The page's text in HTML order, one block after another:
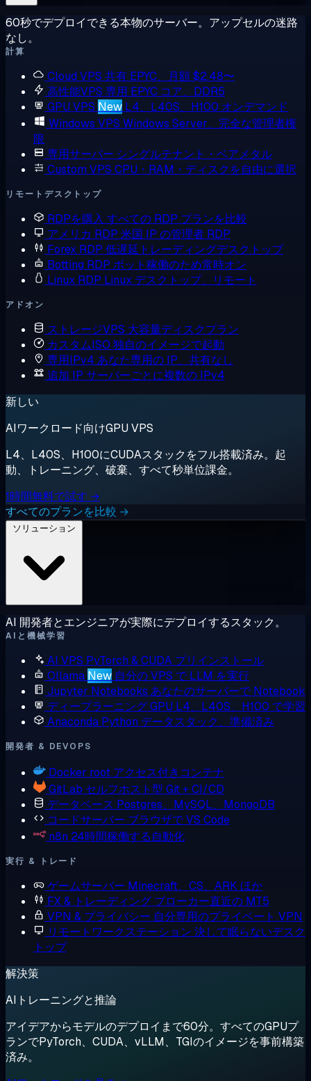
60秒でデプロイできる本物のサーバー。アップセルの迷路
なし。
計算
Cloud VPS 共有 EPYC、月額 $2.48〜
高性能VPS 専用 EPYC コア、DDR5
GPU VPS New L4、L40S、H100 オンデマンド
Windows VPS Windows Server、完全な管理者権
限
専用サーバー シングルテナント・ベアメタル
Custom VPS CPU・RAM・ディスクを自由に選択
リモートデスクトップ
RDPを購入 すべての RDP プランを比較
アメリカ RDP 米国 IP の管理者 RDP
Forex RDP 低遅延トレーディングデスクトップ
Botting RDP ボット稼働のため常時オン
Linux RDP Linux デスクトップ、リモート
アドオン
ストレージVPS 大容量ディスクプラン
カスタムISO 独自のイメージで起動
専用IPv4 あなた専用の IP、共有なし
追加 IP サーバーごとに複数の IPv4
新しい
AIワークロード向けGPU VPS
L4、L40S、H100にCUDAスタックをフル搭載済み。起
動、トレーニング、破棄、すべて秒単位課金。
1時間無料で試す →
すべてのプランを比較 →
AI 開発者とエンジニアが実際にデプロイするスタック。
AIと機械学習
AI VPS PyTorch & CUDA プリインストール
Ollama New 自分の VPS で LLM を実行
Jupyter Notebooks あなたのサーバーで Notebook
ディープラーニング GPU L4、L40S、H100 で学習
Anaconda Python データスタック、準備済み
開発者 & DEVOPS
Docker root アクセス付きコンテナ
GitLab セルフホスト型 Git + CI/CD
データベース Postgres、MySQL、MongoDB
コードサーバー ブラウザで VS Code
n8n 24時間稼働する自動化
実行 & トレード
ゲームサーバー Minecraft、CS、ARK ほか
FX & トレーディング ブローカー直近の MT5
VPN & プライバシー 自分専用のプライベート VPN
リモートワークステーション 決して眠らないデスク
トップ
解決策
AIトレーニングと推論
アイデアからモデルのデプロイまで60分。すべてのGPUプ
ランでPyTorch、CUDA、vLLM、TGIのイメージを事前構築
済み。